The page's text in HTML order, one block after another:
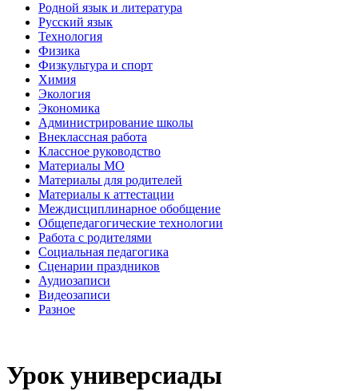
Родной язык и литература
Русский язык
Технология
Физика
Физкультура и спорт
Химия
Экология
Экономика
Администрирование школы
Внеклассная работа
Классное руководство
Материалы МО
Материалы для родителей
Материалы к аттестации
Междисциплинарное обобщение
Общепедагогические технологии
Работа с родителями
Социальная педагогика
Сценарии праздников
Аудиозаписи
Видеозаписи
Разное
Урок универсиады